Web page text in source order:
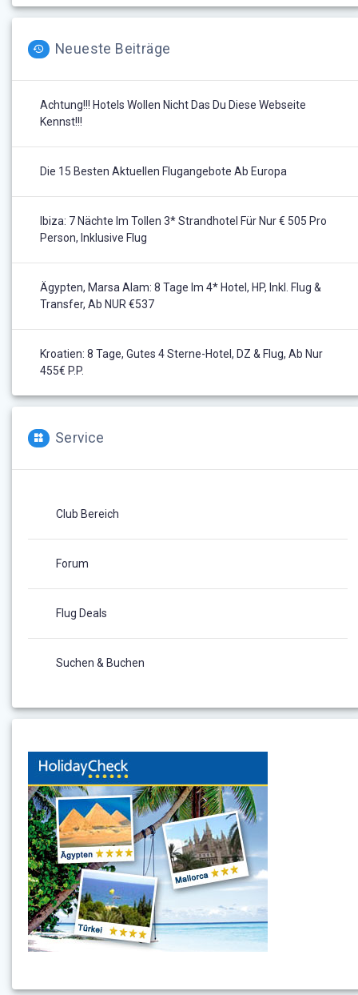
Neueste Beiträge
Achtung!!! Hotels Wollen Nicht Das Du Diese Webseite
Kennst!!!
Die 15 Besten Aktuellen Flugangebote Ab Europa
Ibiza: 7 Nächte Im Tollen 3* Strandhotel Für Nur € 505 Pro
Person, Inklusive Flug
Ägypten, Marsa Alam: 8 Tage Im 4* Hotel, HP, Inkl. Flug &
Transfer, Ab NUR €537
Kroatien: 8 Tage, Gutes 4 Sterne-Hotel, DZ & Flug, Ab Nur
455€ P.P.
Service
Club Bereich
Forum
Flug Deals
Suchen & Buchen